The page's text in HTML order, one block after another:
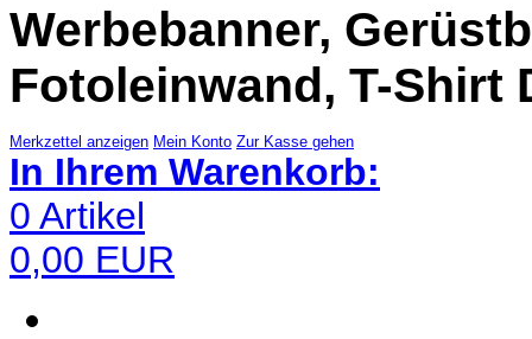
Werbebanner,
Fotoleinwand, T-Shirt
Merkzettel anzeigen Mein Konto Zur Kasse gehen
In Ihrem Warenkorb:
0 Artikel
0,00 EUR